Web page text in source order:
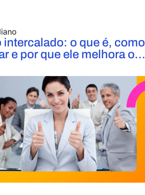
intercalado: o que é, como
e por que ele melhora o